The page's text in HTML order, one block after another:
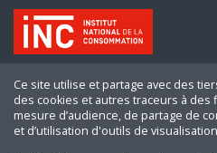
Ce site utilise et partage avec des
des cookies et autres traceurs à des
mesure d’audience, de partage de
et d’utilisation d'outils de